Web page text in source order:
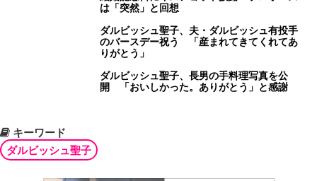
は「突然」と回想
ダルビッシュ聖子、夫・ダルビッシュ有投手
のバースデー祝う 「産まれてきてくれてあ
りがとう」
ダルビッシュ聖子、長男の手料理写真を公
開 「おいしかった。ありがとう」と感謝
キーワード
ダルビッシュ聖子